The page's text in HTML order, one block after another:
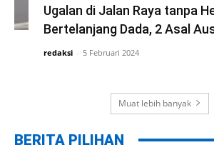
Ugalan di Jalan Raya tanpa
Bertelanjang Dada, 2 Asal
redaksi - 5 Februari 2024
Muat lebih banyak
BERITA PILIHAN